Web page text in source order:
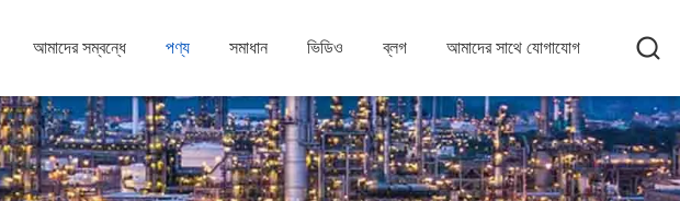
আমাদের সম্বন্ধে পণ্য সমাধান ভিডিও ব্লগ আমাদের সাথে যোগাযোগ